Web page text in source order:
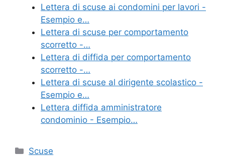
b
o
o
k
st
di
Lettera di scuse ai condomini per lavori -
Esempio e…
Lettera di scuse per comportamento
scorretto -…
Lettera di diffida per comportamento
scorretto -…
Lettera di scuse al dirigente scolastico -
Esempio e…
Lettera diffida amministratore
condominio - Esempio…
Categorie
Scuse